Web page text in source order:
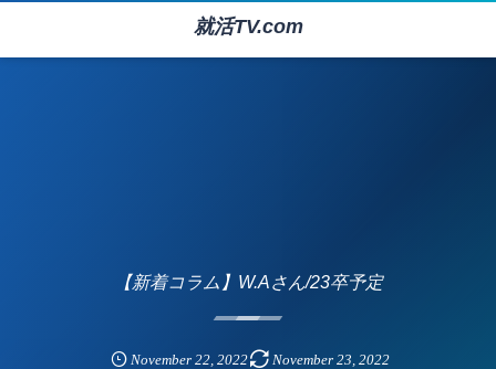
就活TV.com
【新着コラム】W.Aさん/23卒予定
November 22 2022 November 23 2022